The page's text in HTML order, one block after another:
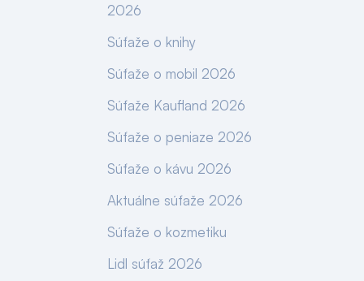
2026
Súťaže o knihy
Súťaže o mobil 2026
Súťaže Kaufland 2026
Súťaže o peniaze 2026
Súťaže o kávu 2026
Aktuálne súťaže 2026
Súťaže o kozmetiku
Lidl súťaž 2026